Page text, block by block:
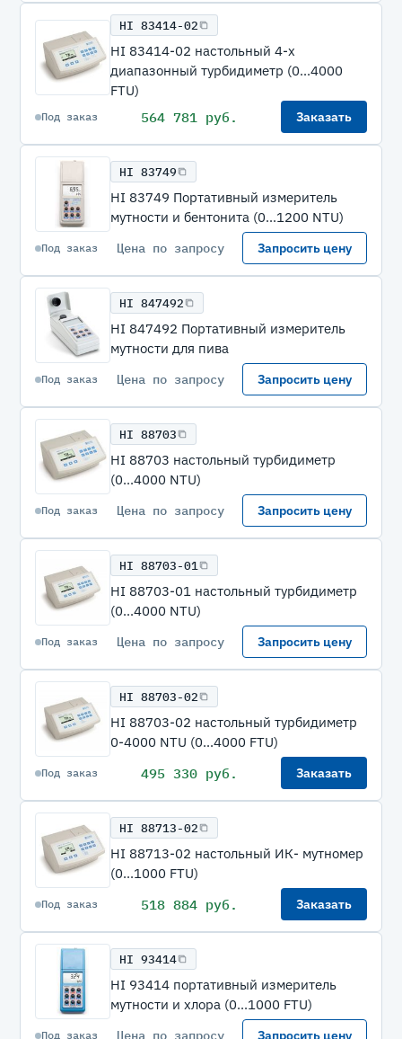
HI 83414-02
HI 83414-02 настольный 4-х
диапазонный турбидиметр (0...4000
FTU)
Под заказ 564 781 руб. Заказать
HI 83749
HI 83749 Портативный измеритель
мутности и бентонита (0...1200 NTU)
Под заказ Цена по запросу Запросить цену
HI 847492
HI 847492 Портативный измеритель
мутности для пива
Под заказ Цена по запросу Запросить цену
HI 88703
HI 88703 настольный турбидиметр
(0...4000 NTU)
Под заказ Цена по запросу Запросить цену
HI 88703-01
HI 88703-01 настольный турбидиметр
(0...4000 NTU)
Под заказ Цена по запросу Запросить цену
HI 88703-02
HI 88703-02 настольный турбидиметр
0-4000 NTU (0...4000 FTU)
Под заказ 495 330 руб. Заказать
HI 88713-02
HI 88713-02 настольный ИК- мутномер
(0...1000 FTU)
Под заказ 518 884 руб. Заказать
HI 93414
HI 93414 портативный измеритель
мутности и хлора (0...1000 FTU)
Под заказ Цена по запросу Запросить цену